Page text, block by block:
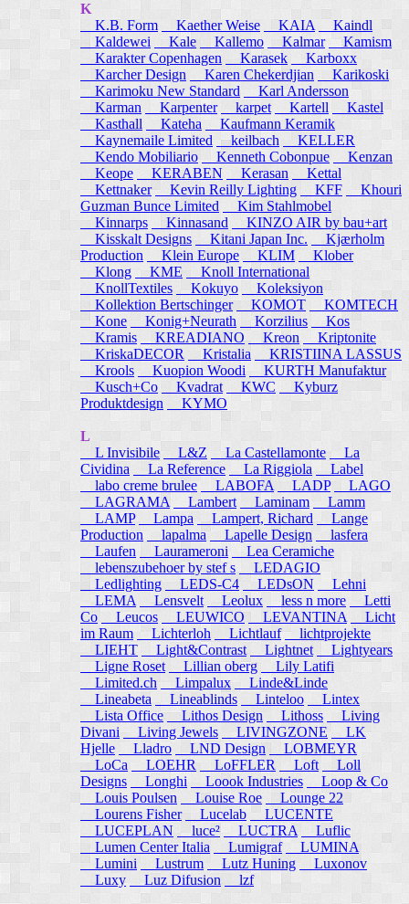
K
K.B. Form
Kaether Weise KAIA
Kaindl
Kaldewei
Kale Kallemo Kalmar
Kamism
Karakter Copenhagen
Karasek
Karboxx
Karcher Design
Karen Chekerdjian
Karikoski
Karimoku New Standard
Karl Andersson
Karman
Karpenter karpet Kartell
Kastel
Kasthall
Kateha
Kaufmann Keramik
Kaynemaile Limited keilbach
KELLER
Kendo Mobiliario
Kenneth Cobonpue
Kenzan
Keope
KERABEN Kerasan
Kettal
Kettnaker Kevin Reilly Lighting KFF
Khouri
Guzman Bunce Limited
Kim Stahlmobel
Kinnarps
Kinnasand
KINZO AIR by bau+art
Kisskalt Designs
Kitani Japan Inc.
Kjærholm
Production
Klein Europe KLIM
Klober
Klong
KME
Knoll International
KnollTextiles
Kokuyo
Koleksiyon
Kollektion Bertschinger KOMOT
KOMTECH
Kone
Konig+Neurath Korzilius
Kos
Kramis
KREADIANO Kreon
Kriptonite
KriskaDECOR
Kristalia
KRISTIINA LASSUS
Krools
Kuopion Woodi
KURTH Manufaktur
Kusch+Co
Kvadrat KWC
Kyburz
Produktdesign
KYMO
L
L Invisibile
L&Z La Castellamonte
La
Cividina
La Reference La Riggiola
Label
labo creme brulee
LABOFA LADP
LAGO
LAGRAMA
Lambert Laminam
Lamm
LAMP
Lampa Lampert, Richard
Lange
Production
lapalma Lapelle Design
lasfera
Laufen
Laurameroni
Lea Ceramiche
lebenszubehoer by stef s
LEDAGIO
Ledlighting
LEDS-C4 LEDsON
Lehni
LEMA
Lensvelt Leolux less n more
Letti
Co
Leucos LEUWICO LEVANTINA
Licht
im Raum
Lichterloh Lichtlauf lichtprojekte
LIEHT
Light&Contrast Lightnet
Lightyears
Ligne Roset
Lillian oberg
Lily Latifi
Limited.ch
Limpalux
Linde&Linde
Lineabeta
Lineablinds Linteloo
Lintex
Lista Office Lithos Design Lithoss
Living
Divani
Living Jewels LIVINGZONE
LK
Hjelle
Lladro LND Design
LOBMEYR
LoCa
LOEHR LoFFLER Loft
Loll
Designs
Longhi Loook Industries
Loop & Co
Louis Poulsen
Louise Roe
Lounge 22
Lourens Fisher
Lucelab
LUCENTE
LUCEPLAN
luce² LUCTRA
Luflic
Lumen Center Italia
Lumigraf
LUMINA
Lumini
Lustrum Lutz Huning
Luxonov
Luxy
Luz Difusion lzf